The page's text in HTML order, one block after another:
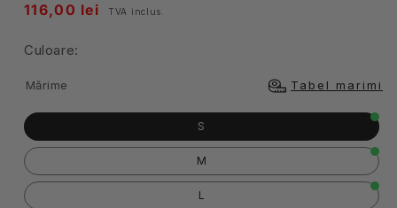
Pret
116,00 lei TVA inclus.
Culoare:
Mărime Tabel marimi
S
M
L